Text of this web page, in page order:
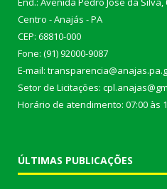
Centro - Anajás - PA
CEP: 68810-000
Fone: (91) 92000-9087
E-mail:
Setor de Licitações:
Horário de atendimento: 07:00 às
ÚLTIMAS PUBLICAÇÕES